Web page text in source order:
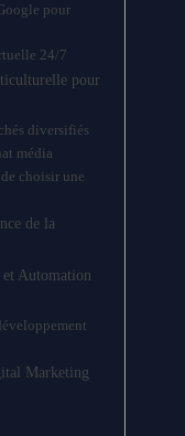
pour
24/7
pour
diversifiés
média
choisir une
de la
Automation
Marketing